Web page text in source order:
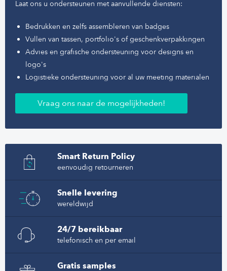
Laat ons u ondersteunen met aanvullende diensten:
Bedrukken en zelfs assembleren van badges
Vullen van tassen, portfolio's of geschenkverpakkingen
Advies en grafische ondersteuning voor designs en
logo's
Logistieke ondersteuning voor al uw meeting materialen
Vraag ons naar de mogelijkheden!
Smart Return Policy
eenvoudig retourneren
Snelle levering
wereldwijd
24/7 bereikbaar
telefonisch en per email
Gratis samples